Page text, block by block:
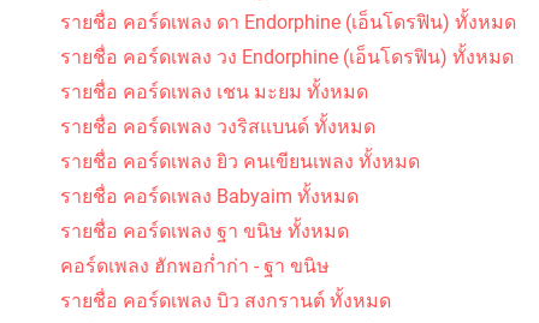
รายชื่อ คอร์ดเพลง ดา Endorphine (เอ็นโดรฟิน) ทั้งหมด
รายชื่อ คอร์ดเพลง วง Endorphine (เอ็นโดรฟิน) ทั้งหมด
รายชื่อ คอร์ดเพลง เชน มะยม ทั้งหมด
รายชื่อ คอร์ดเพลง วงริสแบนด์ ทั้งหมด
รายชื่อ คอร์ดเพลง ยิว คนเขียนเพลง ทั้งหมด
รายชื่อ คอร์ดเพลง Babyaim ทั้งหมด
รายชื่อ คอร์ดเพลง ฐา ขนิษ ทั้งหมด
คอร์ดเพลง ฮักพอก่ำก่า - ฐา ขนิษ
รายชื่อ คอร์ดเพลง บิว สงกรานต์ ทั้งหมด